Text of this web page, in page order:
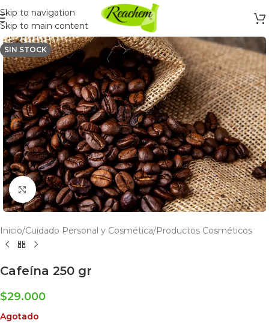
Skip to navigation
Skip to main content
SIN STOCK
Click to enlarge
Inicio/Cuidado Personal y Cosmética/Productos Cosméticos
Cafeína 250 gr
$29.000
Agotado